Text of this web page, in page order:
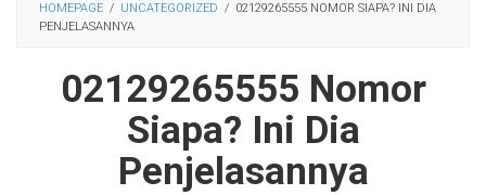
HOMEPAGE / UNCATEGORIZED / 02129265555 NOMOR SIAPA? INI DIA
PENJELASANNYA
02129265555 Nomor
Siapa? Ini Dia
Penjelasannya